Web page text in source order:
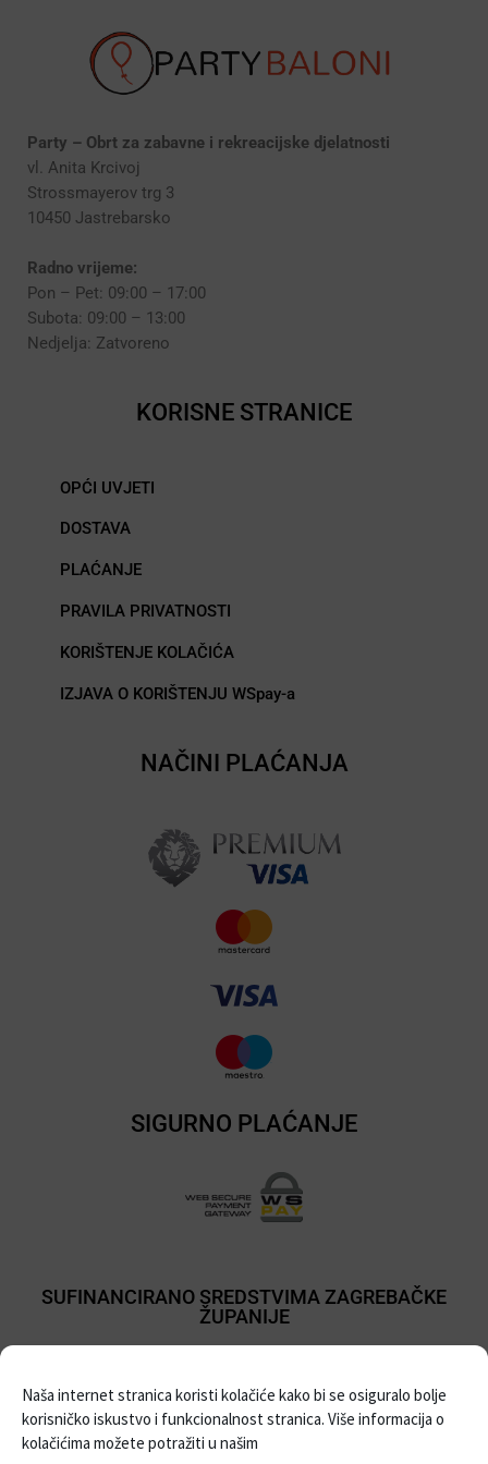
Naša internet stranica koristi kolačiće kako bi se osiguralo bolje
korisničko iskustvo i funkcionalnost stranica. Više informacija o
kolačićima možete potražiti u našim
Party – Obrt za zabavne i rekreacijske djelatnosti
vl. Anita Krcivoj
Strossmayerov trg 3
10450 Jastrebarsko
Radno vrijeme:
Pon – Pet: 09:00 – 17:00
Subota: 09:00 – 13:00
Nedjelja: Zatvoreno
KORISNE STRANICE
OPĆI UVJETI
DOSTAVA
PLAĆANJE
PRAVILA PRIVATNOSTI
KORIŠTENJE KOLAČIĆA
IZJAVA O KORIŠTENJU WSpay-a
NAČINI PLAĆANJA
SIGURNO PLAĆANJE
SUFINANCIRANO SREDSTVIMA ZAGREBAČKE
ŽUPANIJE